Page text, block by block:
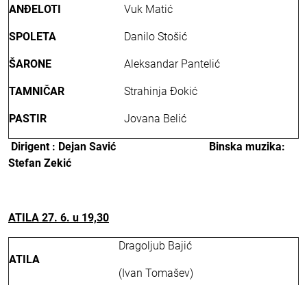
ANĐELOTI Vuk Matić
SPOLETA Danilo Stošić
ŠARONE Aleksandar Pantelić
TAMNIČAR Strahinja Đokić
PASTIR Jovana Belić
Dirigent : Dejan Savić Binska muzika:
Stefan Zekić
ATILA 27. 6. u 19,30
ATILA
Dragoljub Bajić
(Ivan Tomašev)